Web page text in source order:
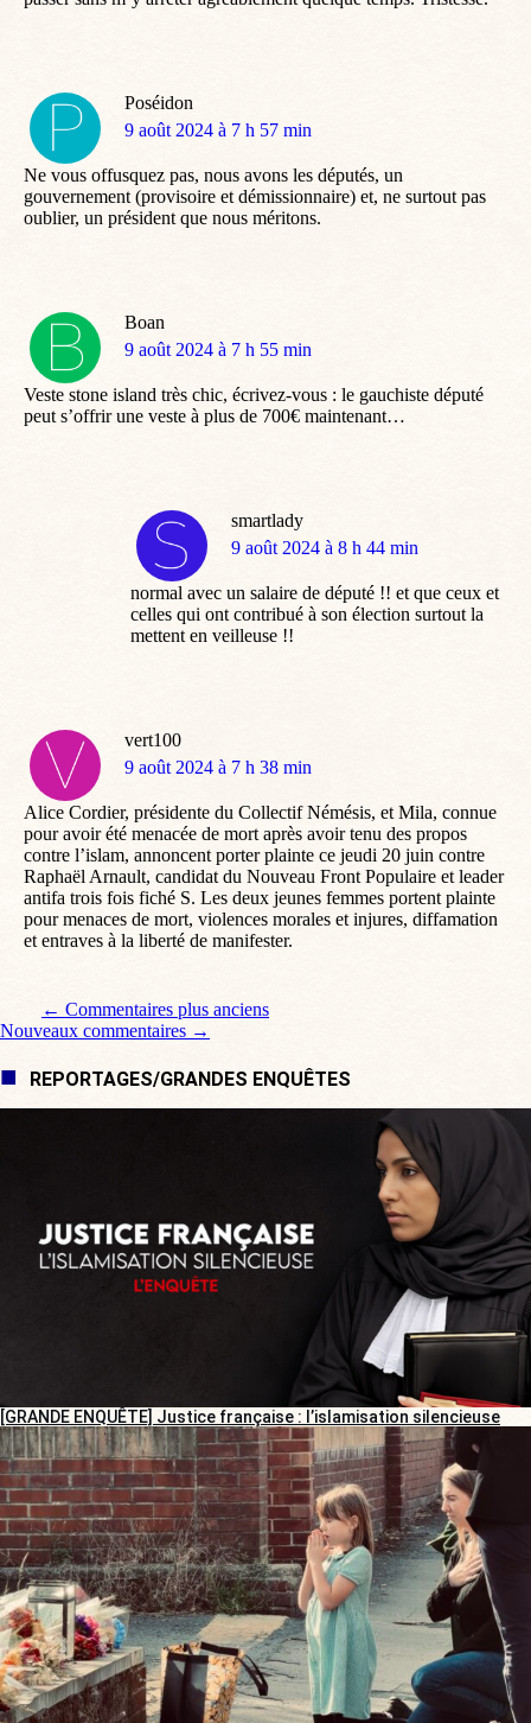
Poséidon
dit
9 août 2024 à 7 h 57 min
Ne vous offusquez pas, nous avons les députés, un
gouvernement (provisoire et démissionnaire) et, ne surtout pas
oublier, un président que nous méritons.
Boan
dit
9 août 2024 à 7 h 55 min
Veste stone island très chic, écrivez-vous : le gauchiste député
peut s’offrir une veste à plus de 700€ maintenant…
smartlady
dit
9 août 2024 à 8 h 44 min
normal avec un salaire de député !! et que ceux et
celles qui ont contribué à son élection surtout la
mettent en veilleuse !!
vert100
dit
9 août 2024 à 7 h 38 min
Alice Cordier, présidente du Collectif Némésis, et Mila, connue
pour avoir été menacée de mort après avoir tenu des propos
contre l’islam, annoncent porter plainte ce jeudi 20 juin contre
Raphaël Arnault, candidat du Nouveau Front Populaire et leader
antifa trois fois fiché S. Les deux jeunes femmes portent plainte
pour menaces de mort, violences morales et injures, diffamation
et entraves à la liberté de manifester.
Navigation de commentaire
← Commentaires plus anciens
Nouveaux commentaires →
REPORTAGES/GRANDES ENQUÊTES
[GRANDE ENQUÊTE] Justice française : l’islamisation silencieuse